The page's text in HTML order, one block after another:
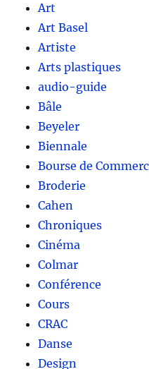
Art
Art Basel
Artiste
Arts plastiques
audio-guide
Bâle
Beyeler
Biennale
Bourse de
Broderie
Cahen
Chroniques
Cinéma
Colmar
Conférence
Cours
CRAC
Danse
Design